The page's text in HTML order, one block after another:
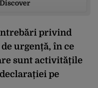
Discover
privind
urgență, în ce
sunt activitățile
pe